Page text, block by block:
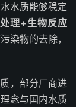
水质能够稳定
理+生物反应
染物的去除，
，部分厂商进
念与国内水质